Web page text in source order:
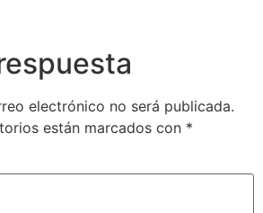
electrónico no será publicada.
están marcados con *